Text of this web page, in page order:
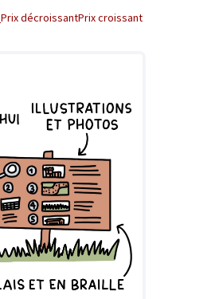
Prix décroissantPrix croissant